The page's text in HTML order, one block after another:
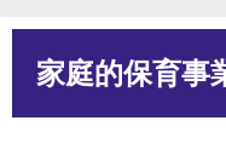
家庭的保育事